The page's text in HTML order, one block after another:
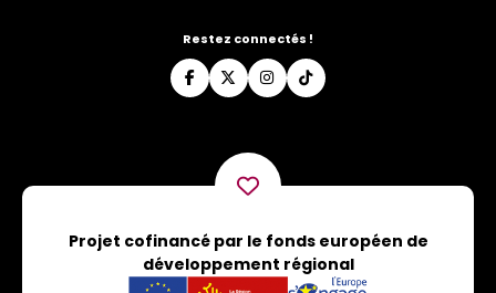
Restez connectés !
Projet cofinancé par le fonds européen de
développement régional